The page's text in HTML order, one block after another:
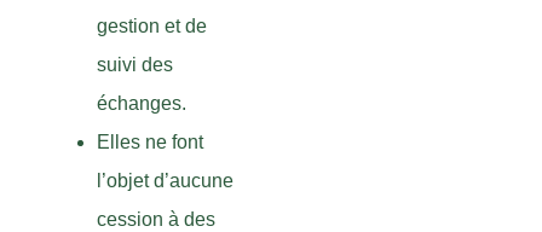
gestion et de
suivi des
échanges.
Elles ne font
l’objet d’aucune
cession à des